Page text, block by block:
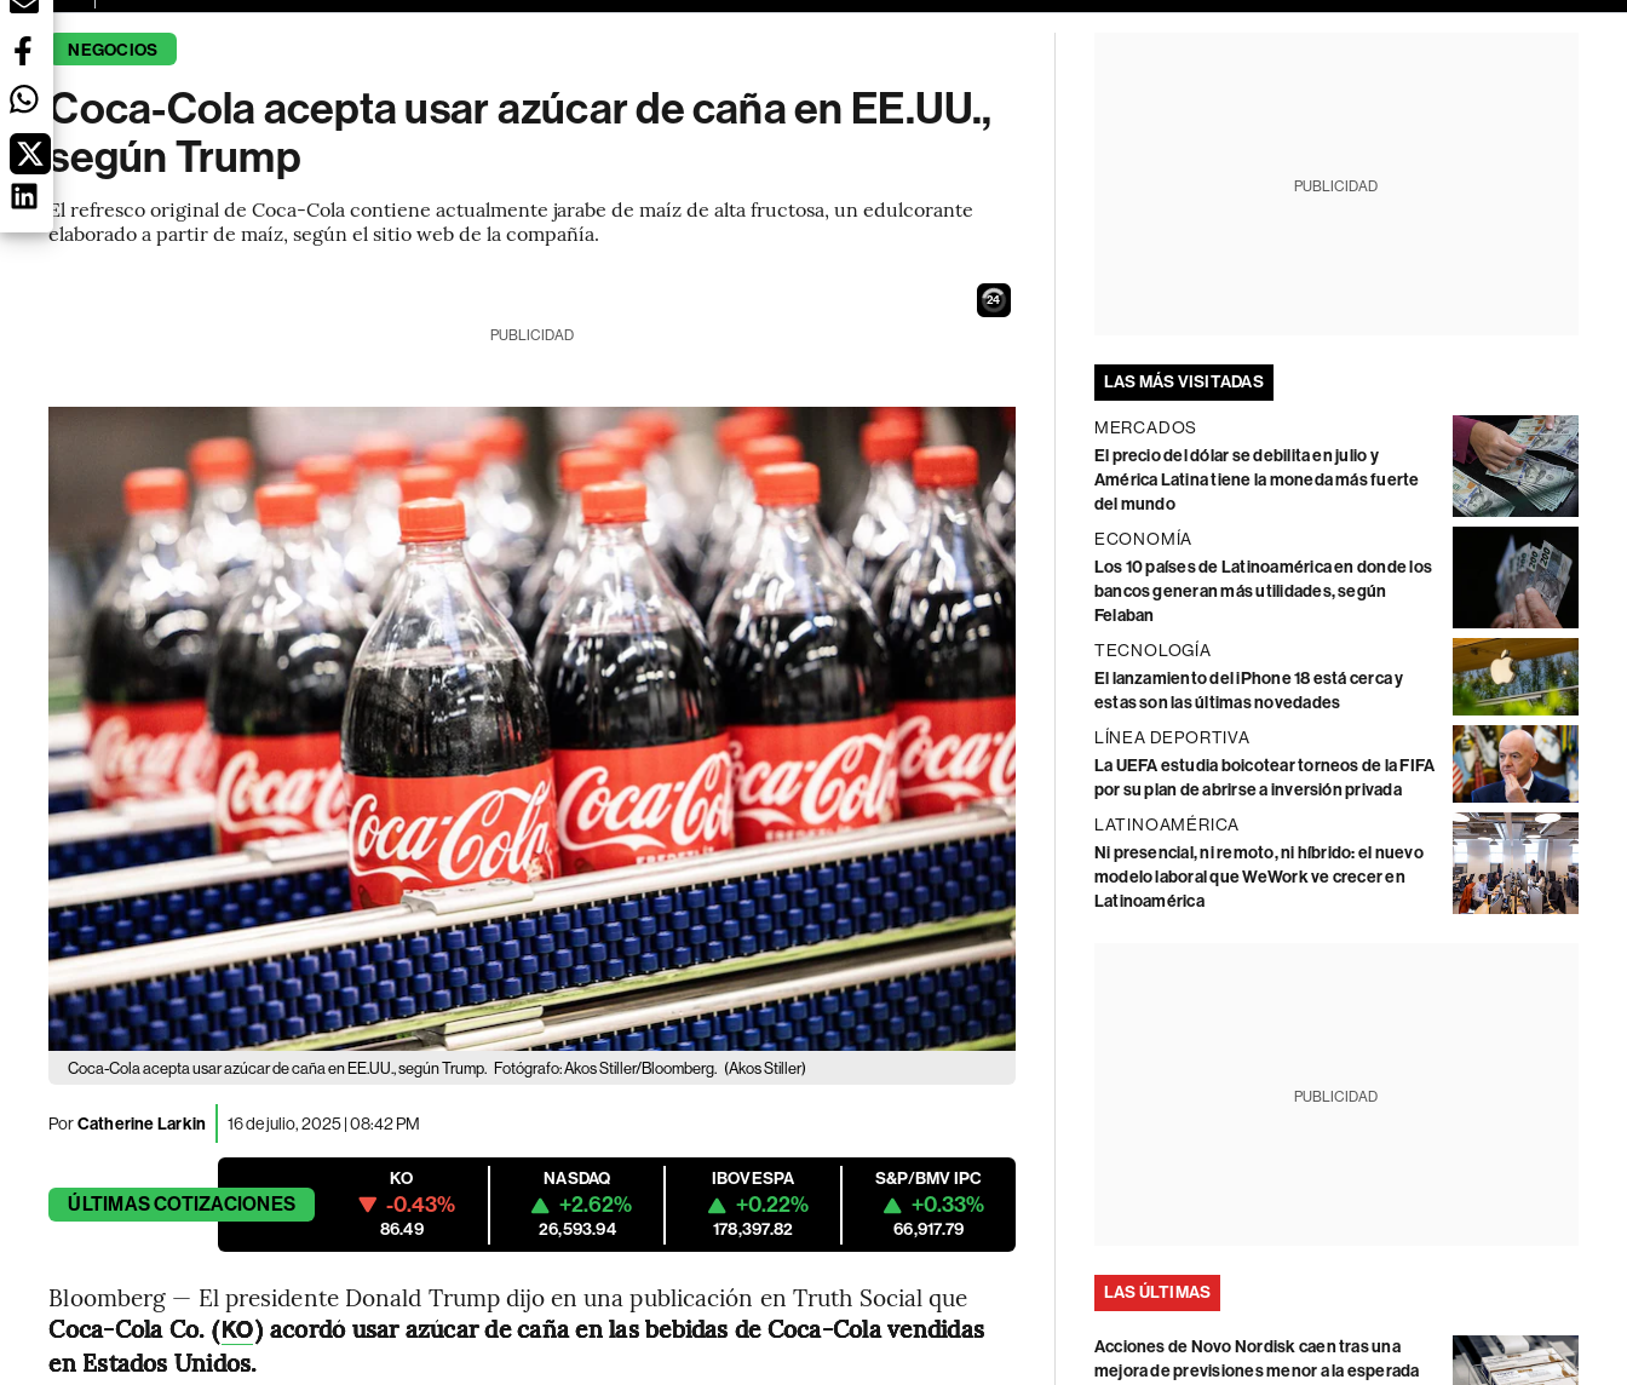
NEGOCIOS
Coca-Cola acepta usar azúcar de caña en EE.UU.,
según Trump
El refresco original de Coca-Cola contiene actualmente jarabe de maíz de alta fructosa, un edulcorante
elaborado a partir de maíz, según el sitio web de la compañía.
23
PUBLICIDAD
Coca-Cola acepta usar azúcar de caña en EE.UU., según Trump. Fotógrafo: Akos Stiller/Bloomberg. (Akos Stiller)
PorCatherine Larkin 16 de julio, 2025 | 08:42 PM
ÚLTIMASCOTIZACIONES
KO
-0.43%
86.49
NASDAQ
+2.62%
26,593.94
IBOVESPA
+0.22%
178,397.82
S&P/BMV IPC
+0.33%
66,917.79
Bloomberg — El presidente Donald Trump dijo en una publicación en Truth Social que
Coca-Cola Co. (KO) acordó usar azúcar de caña en las bebidas de Coca-Cola vendidas
en Estados Unidos.
PUBLICIDAD
LAS MÁS VISITADAS
MERCADOS
El precio del dólar se debilita en julio y
América Latina tiene la moneda más fuerte
del mundo
ECONOMÍA
Los 10 países de Latinoamérica en donde los
bancos generan más utilidades, según
Felaban
TECNOLOGÍA
El lanzamiento del iPhone 18 está cerca y
estas son las últimas novedades
LÍNEA DEPORTIVA
La UEFA estudia boicotear torneos de la FIFA
por su plan de abrirse a inversión privada
LATINOAMÉRICA
Ni presencial, ni remoto, ni híbrido: el nuevo
modelo laboral que WeWork ve crecer en
Latinoamérica
PUBLICIDAD
LAS ÚLTIMAS
Acciones de Novo Nordisk caen tras una
mejora de previsiones menor a la esperada